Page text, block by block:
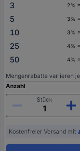
3
2%
5
3%
10
3%
25
4%
50
4%
Mengenrabatte variieren
Anzahl
Stück
Kostenfreier Versand mit